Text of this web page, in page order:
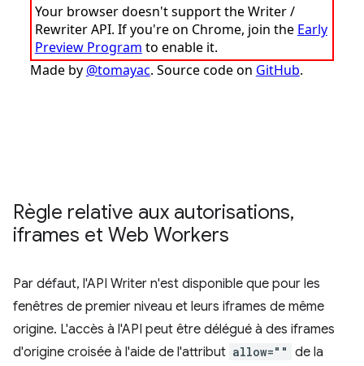
Règle relative aux autorisations,
iframes et Web Workers
Par défaut, l'API Writer n'est disponible que pour les
fenêtres de premier niveau et leurs iframes de même
origine. L'accès à l'API peut être délégué à des iframes
d'origine croisée à l'aide de l'attribut allow="" de la